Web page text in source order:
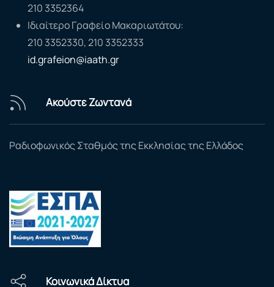
210 3352364
Ιδιαίτερο Γραφείο Μακαριωτάτου:
210 3352330, 210 3352333
id.grafeion@iaath.gr
Ακούστε Ζωντανά
Ραδιοφωνικός Σταθμός της Εκκλησίας της Ελλάδος
Κοινωνικά Δίκτυα